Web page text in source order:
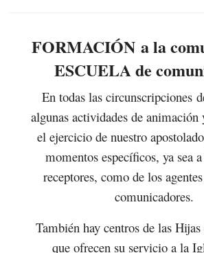
FORMACIÓN a la
ESCUELA de
En todas las circunscripciones
algunas actividades de
el ejercicio de nuestro
momentos específicos, ya sea
receptores, como de los
comunicadores.
También hay centros de las Hijas
que ofrecen su servicio a la